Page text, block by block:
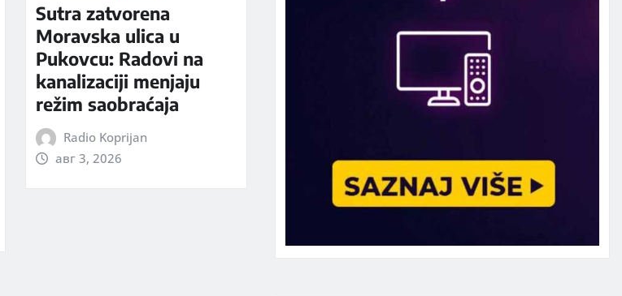
Sutra zatvorena
Moravska ulica u
Pukovcu: Radovi na
kanalizaciji menjaju
režim saobraćaja
Radio Koprijan
авг 3, 2026